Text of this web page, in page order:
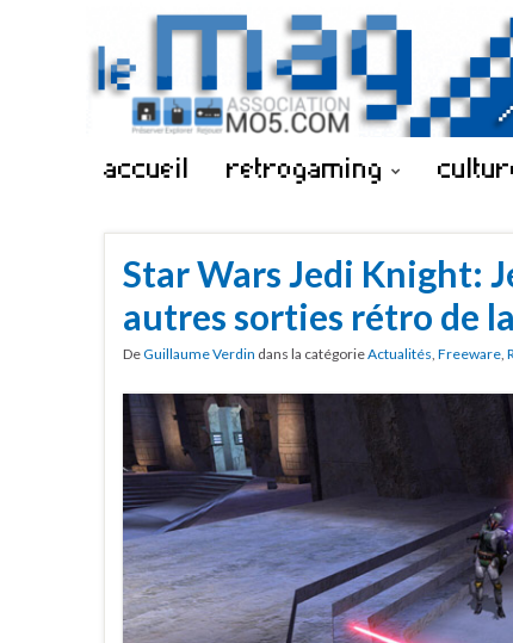
accueil retrogaming
Star Wars Jedi Knight:
autres sorties rétro de
DeGuillaume Verdin dans la catégorieActualités, Freeware,